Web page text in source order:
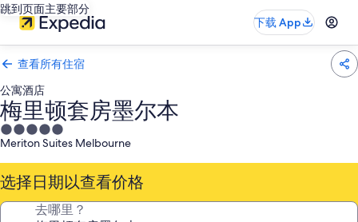
跳到页面主要部分
下载 App
查看所有住宿
公寓酒店
梅里顿套房墨尔本
5.0
星
住
宿
Meriton Suites Melbourne
选择日期以查看价格
去哪里？